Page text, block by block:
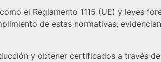
el Reglamento 1115 (UE) y leyes
de estas normativas,
y obtener certificados a través